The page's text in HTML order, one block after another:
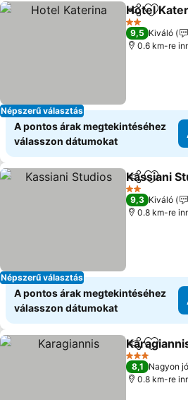
Népszerű választás
Megosztás
Hotel
2 Kategória
9,5 Kiváló
0.6 km-re
A pontos árak megtekintéséhez
válasszon dátumokat
Népszerű választás
Megosztás
Kassiani
2 Kategória
9,3 Kiváló
0.8 km-re
A pontos árak megtekintéséhez
válasszon dátumokat
Megosztás
3 Kategória
8,1 Nagyon jó
0.8 km-re